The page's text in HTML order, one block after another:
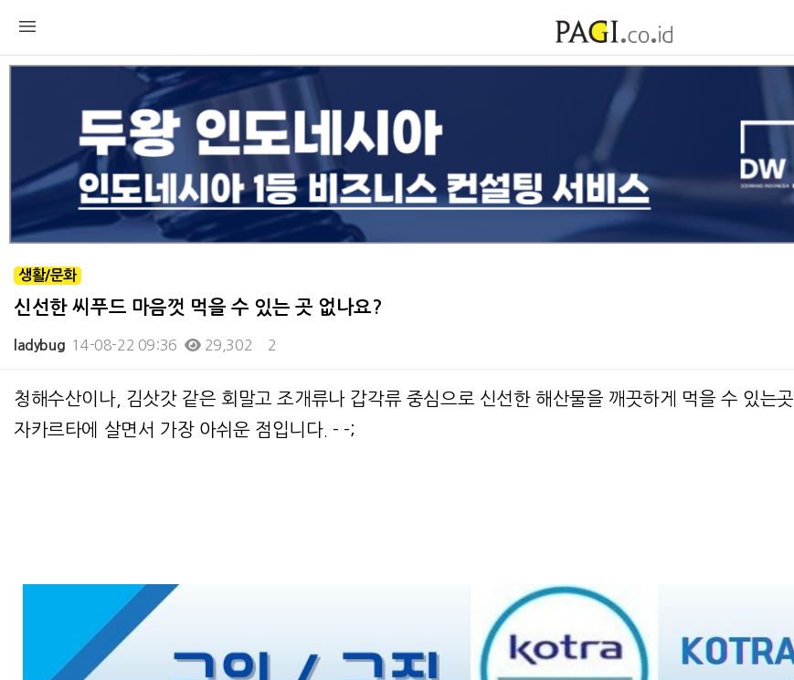
생활/문화
신선한 씨푸드 마음껏 먹을 수 있는 곳 없나요?
ladybug 14-08-22 09:36 29,302 2
본문
청해수산이나, 김삿갓 같은 회말고 조개류나 갑각류 중심으로 신선한 해산물을 깨끗하게 먹을 수 있는곳.
자카르타에 살면서 가장 아쉬운 점입니다. - -;